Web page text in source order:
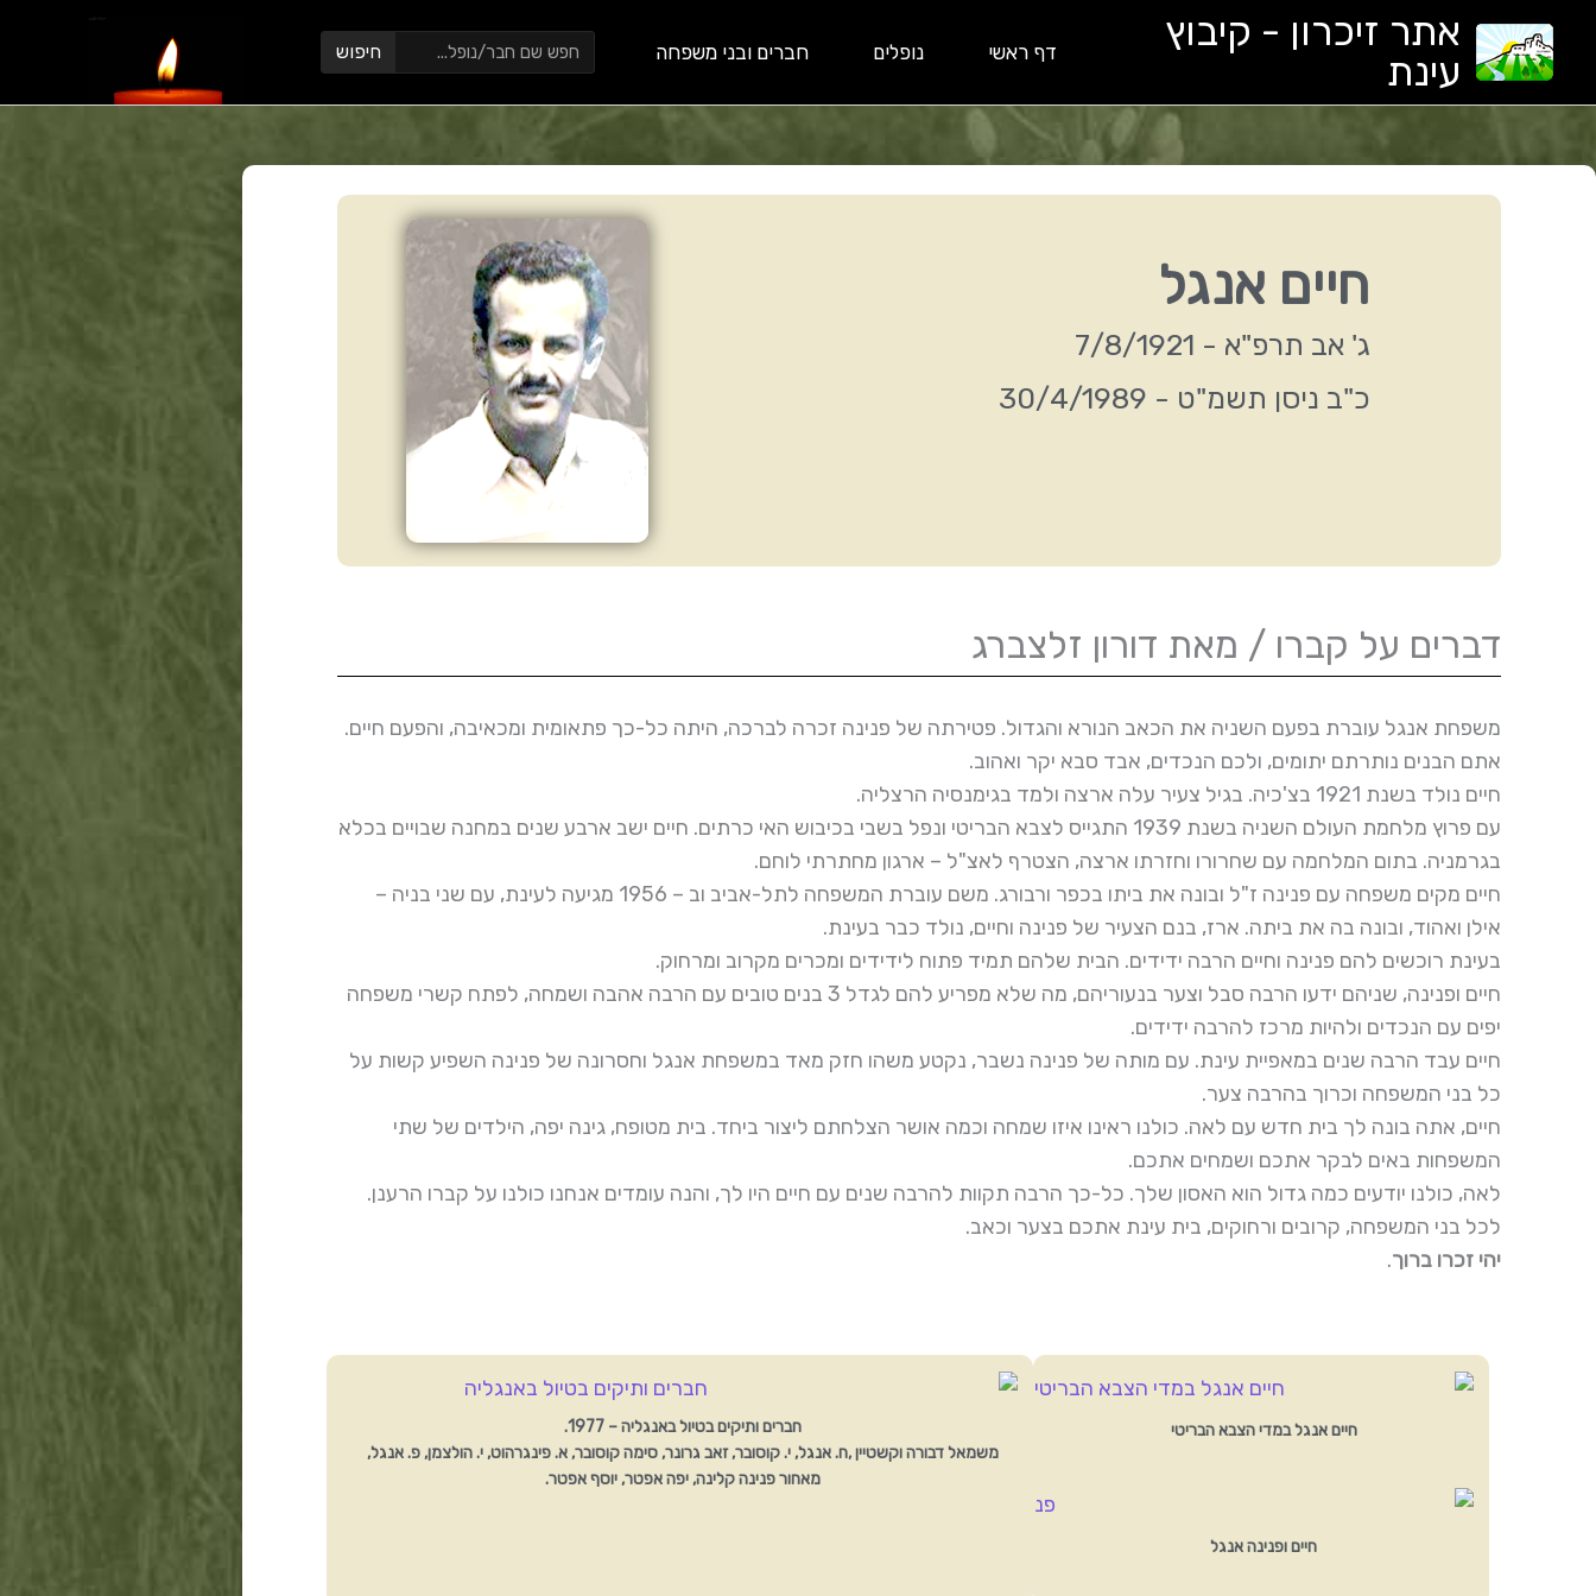
לתוכן
אתר זיכרון - קיבוץ
עינת
דף ראשי נופלים חברים ובני משפחה חיפוש חיפוש
חיים אנגל
ג' אב תרפ"א - 7/8/1921
כ"ב ניסן תשמ"ט - 30/4/1989
דברים על קברו / מאת דורון זלצברג
משפחת אנגל עוברת בפעם השניה את הכאב הנורא והגדול. פטירתה של פנינה זכרה לברכה, היתה כל-כך פתאומית ומכאיבה, והפעם חיים.
אתם הבנים נותרתם יתומים, ולכם הנכדים, אבד סבא יקר ואהוב.
חיים נולד בשנת 1921 בצ'כיה. בגיל צעיר עלה ארצה ולמד בגימנסיה הרצליה.
עם פרוץ מלחמת העולם השניה בשנת 1939 התגייס לצבא הבריטי ונפל בשבי בכיבוש האי כרתים. חיים ישב ארבע שנים במחנה שבויים בכלא
בגרמניה. בתום המלחמה עם שחרורו וחזרתו ארצה, הצטרף לאצ"ל – ארגון מחתרתי לוחם.
חיים מקים משפחה עם פנינה ז"ל ובונה את ביתו בכפר ורבורג. משם עוברת המשפחה לתל-אביב וב – 1956 מגיעה לעינת, עם שני בניה –
אילן ואהוד, ובונה בה את ביתה. ארז, בנם הצעיר של פנינה וחיים, נולד כבר בעינת.
בעינת רוכשים להם פנינה וחיים הרבה ידידים. הבית שלהם תמיד פתוח לידידים ומכרים מקרוב ומרחוק.
חיים ופנינה, שניהם ידעו הרבה סבל וצער בנעוריהם, מה שלא מפריע להם לגדל 3 בנים טובים עם הרבה אהבה ושמחה, לפתח קשרי משפחה
יפים עם הנכדים ולהיות מרכז להרבה ידידים.
חיים עבד הרבה שנים במאפיית עינת. עם מותה של פנינה נשבר, נקטע משהו חזק מאד במשפחת אנגל וחסרונה של פנינה השפיע קשות על
כל בני המשפחה וכרוך בהרבה צער.
חיים, אתה בונה לך בית חדש עם לאה. כולנו ראינו איזו שמחה וכמה אושר הצלחתם ליצור ביחד. בית מטופח, גינה יפה, הילדים של שתי
המשפחות באים לבקר אתכם ושמחים אתכם.
לאה, כולנו יודעים כמה גדול הוא האסון שלך. כל-כך הרבה תקוות להרבה שנים עם חיים היו לך, והנה עומדים אנחנו כולנו על קברו הרענן.
לכל בני המשפחה, קרובים ורחוקים, בית עינת אתכם בצער וכאב.
יהי זכרו ברוך.
חיים אנגל במדי הצבא הבריטי
חיים ופנינה אנגל
חברים ותיקים בטיול באנגליה – 1977.
משמאל דבורה וקשטיין ,ח. אנגל, י. קוסובר, זאב גרונר, סימה קוסובר, א. פינגרהוט, י. הולצמן, פ. אנגל,
מאחור פנינה קלינה, יפה אפטר, יוסף אפטר.